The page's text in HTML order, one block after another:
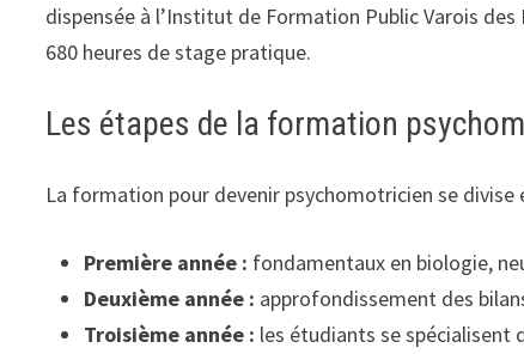
dispensée à l’Institut de Formation Public Varois
680 heures de stage pratique.
Les étapes de la formation
La formation pour devenir psychomotricien se
Première année : fondamentaux en biologie,
Deuxième année : approfondissement des
Troisième année : les étudiants se